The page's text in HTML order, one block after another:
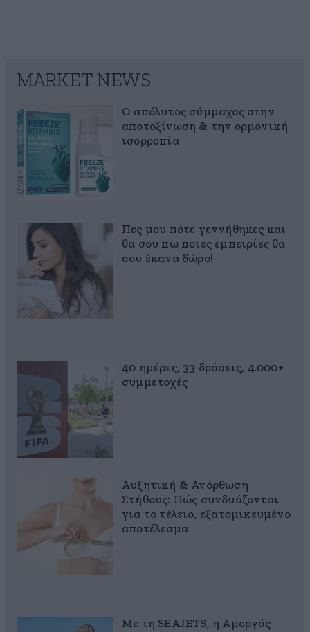
MARKET NEWS
Ο απόλυτος σύμμαχος στην
αποτοξίνωση & την ορμονική
ισορροπία
Πες μου πότε γεννήθηκες και
θα σου πω ποιες εμπειρίες θα
σου έκανα δώρο!
40 ημέρες, 33 δράσεις, 4.000+
συμμετοχές
Αυξητική & Ανόρθωση
Στήθους: Πώς συνδυάζονται
για το τέλειο, εξατομικευμένο
αποτέλεσμα
Με τη SEAJETS, η Αμοργός